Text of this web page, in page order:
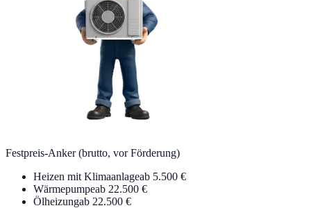
Festpreis-Anker (brutto, vor Förderung)
Heizen mit Klimaanlageab 5.500 €
Wärmepumpeab 22.500 €
Ölheizungab 22.500 €